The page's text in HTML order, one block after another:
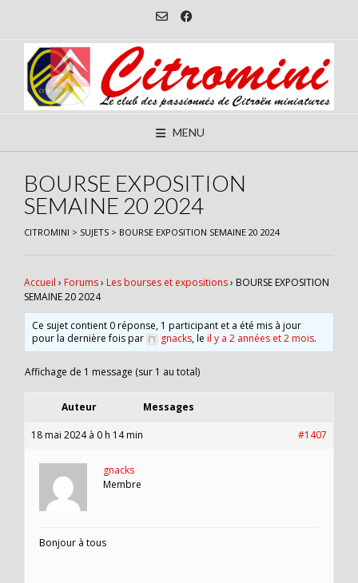
content
MENU
BOURSE EXPOSITION
SEMAINE 20 2024
CITROMINI > SUJETS > BOURSE EXPOSITION SEMAINE 20 2024
Accueil › Forums› Les bourses et expositions› BOURSE EXPOSITION
SEMAINE 20 2024
Ce sujet contient 0 réponse, 1 participant et a été mis à jour
pour la dernière fois par
gnacks, leil y a 2 années et 2 mois.
Affichage de 1 message (sur 1 au total)
Auteur Messages
18 mai 2024 à 0 h 14 min #1407
gnacks
Membre
Bonjour à tous